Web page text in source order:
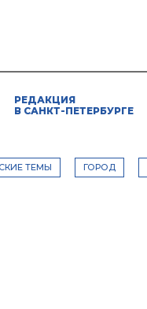
РЕДАКЦИЯ
В САНКТ-ПЕТЕРБУРГЕ
ТЕМЫ ГОРОД